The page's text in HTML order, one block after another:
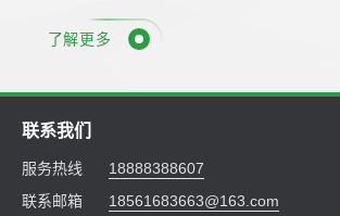
了解更多
联系我们
服务热线
18888388607
联系邮箱
18561683663@163.com